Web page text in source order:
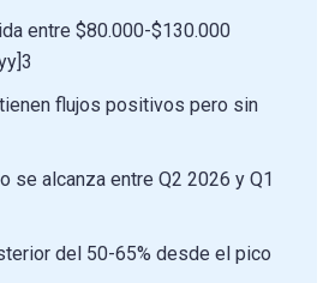
entre $80.000-$130.000
flujos positivos pero sin
se alcanza entre Q2 2026 y Q1
del 50-65% desde el pico